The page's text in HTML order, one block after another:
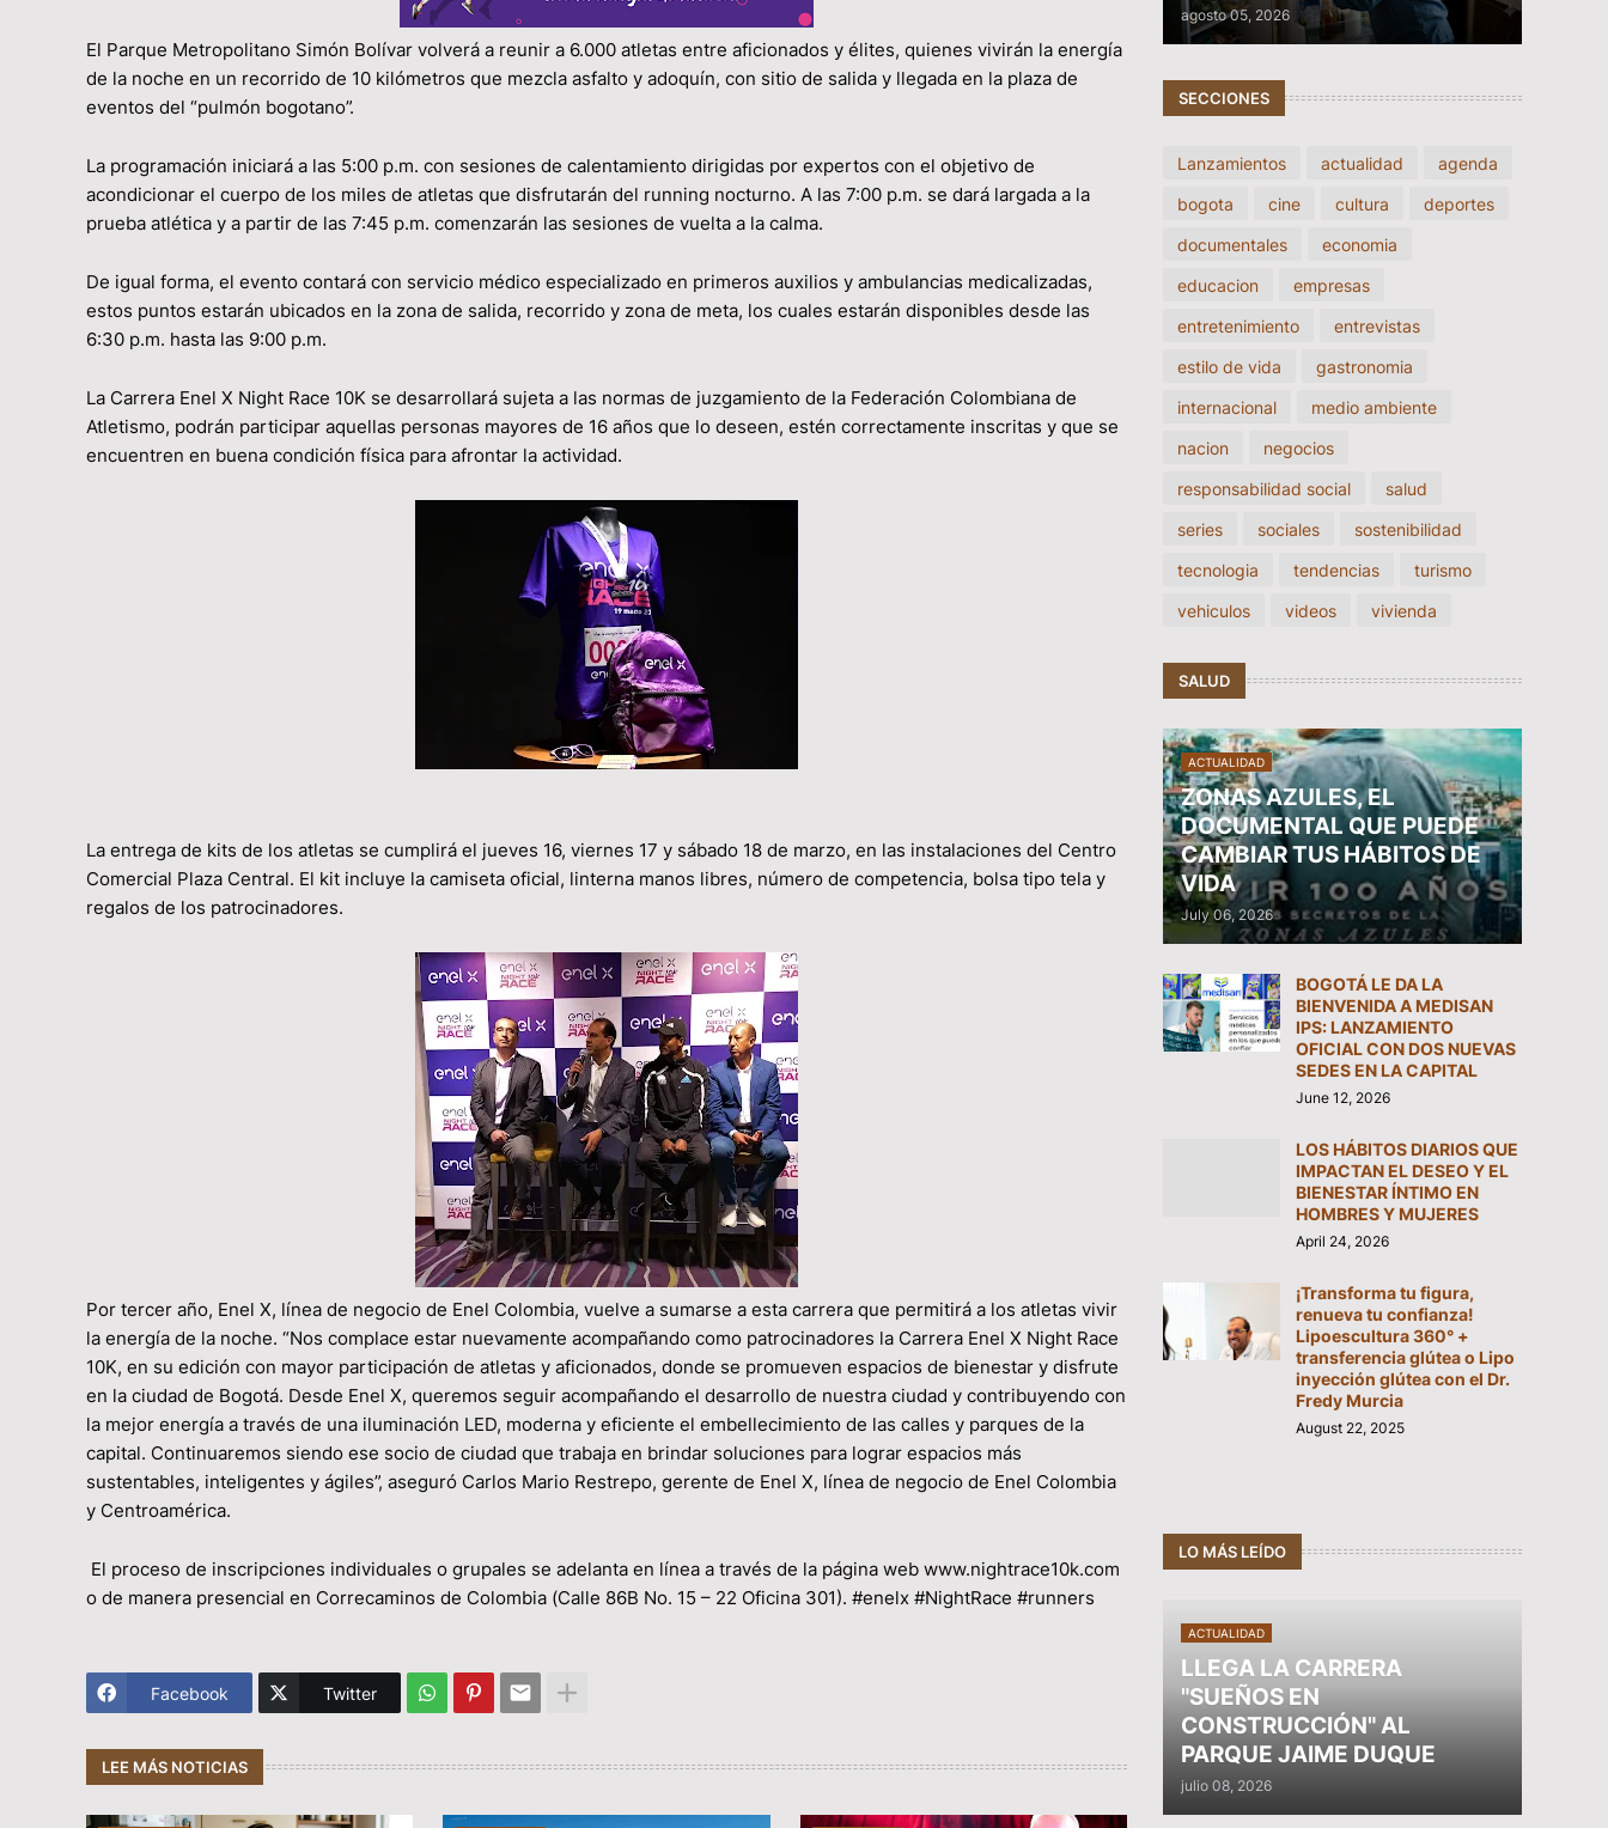
El Parque Metropolitano Simón Bolívar volverá a reunir a 6.000 atletas entre aficionados y élites, quienes vivirán la energía
de la noche en un recorrido de 10 kilómetros que mezcla asfalto y adoquín, con sitio de salida y llegada en la plaza de
eventos del “pulmón bogotano”.
La programación iniciará a las 5:00 p.m. con sesiones de calentamiento dirigidas por expertos con el objetivo de
acondicionar el cuerpo de los miles de atletas que disfrutarán del running nocturno. A las 7:00 p.m. se dará largada a la
prueba atlética y a partir de las 7:45 p.m. comenzarán las sesiones de vuelta a la calma.
De igual forma, el evento contará con servicio médico especializado en primeros auxilios y ambulancias medicalizadas,
estos puntos estarán ubicados en la zona de salida, recorrido y zona de meta, los cuales estarán disponibles desde las
6:30 p.m. hasta las 9:00 p.m.
La Carrera Enel X Night Race 10K se desarrollará sujeta a las normas de juzgamiento de la Federación Colombiana de
Atletismo, podrán participar aquellas personas mayores de 16 años que lo deseen, estén correctamente inscritas y que se
encuentren en buena condición física para afrontar la actividad.
La entrega de kits de los atletas se cumplirá el jueves 16, viernes 17 y sábado 18 de marzo, en las instalaciones del Centro
Comercial Plaza Central. El kit incluye la camiseta oficial, linterna manos libres, número de competencia, bolsa tipo tela y
regalos de los patrocinadores.
Por tercer año, Enel X, línea de negocio de Enel Colombia, vuelve a sumarse a esta carrera que permitirá a los atletas vivir
la energía de la noche. “Nos complace estar nuevamente acompañando como patrocinadores la Carrera Enel X Night Race
10K, en su edición con mayor participación de atletas y aficionados, donde se promueven espacios de bienestar y disfrute
en la ciudad de Bogotá. Desde Enel X, queremos seguir acompañando el desarrollo de nuestra ciudad y contribuyendo con
la mejor energía a través de una iluminación LED, moderna y eficiente el embellecimiento de las calles y parques de la
capital. Continuaremos siendo ese socio de ciudad que trabaja en brindar soluciones para lograr espacios más
sustentables, inteligentes y ágiles”, aseguró Carlos Mario Restrepo, gerente de Enel X, línea de negocio de Enel Colombia
y Centroamérica.
El proceso de inscripciones individuales o grupales se adelanta en línea a través de la página web www.nightrace10k.com
o de manera presencial en Correcaminos de Colombia (Calle 86B No. 15 – 22 Oficina 301). #enelx #NightRace #runners
Facebook Twitter
LEE MÁS NOTICIAS
agosto 05, 2026
SECCIONES
Lanzamientos actualidad
agenda
bogota
cine cultura
deportes
documentales
economia
educacion
empresas
entretenimiento
entrevistas
estilo de vida
gastronomia
internacional
medio ambiente
nacion
negocios
responsabilidad social
salud
series
sociales
sostenibilidad
tecnologia
tendencias
turismo
vehiculos
videos vivienda
SALUD
ACTUALIDAD
ZONAS AZULES, EL
DOCUMENTAL QUE PUEDE
CAMBIAR TUS HÁBITOS DE
VIDA
July 06, 2026
BOGOTÁ LE DA LA
BIENVENIDA A MEDISAN
IPS: LANZAMIENTO
OFICIAL CON DOS NUEVAS
SEDES EN LA CAPITAL
June 12, 2026
LOS HÁBITOS DIARIOS QUE
IMPACTAN EL DESEO Y EL
BIENESTAR ÍNTIMO EN
HOMBRES Y MUJERES
April 24, 2026
¡Transforma tu figura,
renueva tu confianza!
Lipoescultura 360° +
transferencia glútea o Lipo
inyección glútea con el Dr.
Fredy Murcia
August 22, 2025
LO MÁS LEÍDO
ACTUALIDAD
LLEGA LA CARRERA
"SUEÑOS EN
CONSTRUCCIÓN" AL
PARQUE JAIME DUQUE
julio 08, 2026